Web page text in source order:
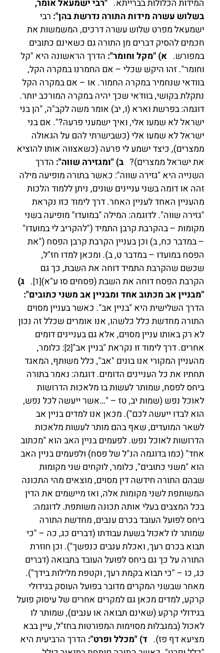
המידות הכלולות בברייתא."רבי ישמעאל אומר,
בשלוש עשרה מידות התורה נדרשת בהן": רבי
ישמעאל מפרט שלוש עשרה דרכים, המשמשות את
חכמים להסיק דברים מן התורה גם כשאינם כתובים
במפורש.א) "מקל וחומר": הדרך הראשונה היא "קל
וחומר". זהו היקש שכלי – אם החמרנו במקרה הקל,
בוודאי שנחמיר במקרה החמור. או – אם במקרה הקל
נתקלת בקושי, בוודאי שכך יהיה במקרה המורכב יותר.
דוגמה: בפרשת וארא (ו, יב) אומר משה לקב"ה, "הן בני
ישראל לא שמעו אלי, ואיך ישמעני פרעה?". אם בני
ישראל לא שמעו אלי (כשבישרתי להם על הגאולה
ממצרים), כיצד ישמע לי פרעה (כשאצווה אותו להוציא
את ישראל ממצרים)?ב) "ומגזירה שווה": הדרך
השנייה היא "גזירה שווה": כאשר בתורה מופיעה מילה
זהה או דומה בשני עניינים שונים, ניתן ללמוד הלכות
מהעניין האחד לעניין האחר. דרך לימוד כזו נקראת
"גזירה שווה". לדוגמה: המילה "במועדו" מופיעה בשני
מקומות – בהקרבת קרבן התמיד ("להקריב לי במועדו"
– במדבר כח, ב) וכן בעניין הקרבת קרבן הפסח ("את
הפסח במועדו – במדבר ט, ב). ומכאן למדו חז"ל,
שכשם שהקרבת התמיד דוחה את השבת, כך גם
הקרבת הפסח דוחה את השבת (פסחים סו ע"א)[1]
. ג)
"מבניין אב מכתוב אחד ומבניין אב משני כתובים":
הדרך השלישית היא "בניין אב". כאשר בעניין מסוים
התורה מחדשת כלל כלשהו, אנו אומרים שכלל זה נכון
לא רק באותו עניין מסוים, אלא גם בעניינים דומים
אחרים. דרך לימוד זו נקראת "בניין אב"[2] : כלומר,
מהעניין המקורי אנו בונים "אב", כלל משותף, המאגד
תחתיו את כל העניינים הדומים. דוגמה: נאמר בתורה
ביחס לפסח, שמותר לעשות בו מלאכות הדרושות
לאוכל נפש (שמות יב, טז – "…אשר ייעשה לכל נפש,
הוא לבדו ייעשה לכם"). מכאן אנו למדים בניין אב
לשאר המועדים, שאף בהם מותר לעשות מלאכות
הדרושות לאוכל נפש. לפעמים בניין האב הוא "מכתוב
אחד" (כמו בדוגמה הנ"ל של פסח) ולפעמים בניין האב
הוא "משני כתובים", כלומר, לוקחים שני מקומות
שבהם התורה חידשה דין מסוים, מוצאים מהי התכונה
המשותפת לשני מקומות אלה, ואז מיישמים את הדין
בכל המצבים בעלי אותה תכונה משותפת. לדוגמה:
ביחס לפועל העובד בכרם ענבים, מחדשת התורה
שמותר לו לאכול בשעת עבודתו (דברים כג, כה – "כי
תבוא בכרם רעך, ואכלת ענבים כנפשך"). וכן חוזרת
התורה על כך גם ביחס לפועל העובד בתבואה (דברים
כג, כו – "כי תבוא בקמת רעך, וקטפת מלילות בידך").
מאחר שבשני המקרים מדובר בפועל העוסק בגידולי
קרקע, למדים מכאן גם למקרים אחרים של עיסוק פועל
בגידולי קרקע (שאינם תבואה או ענבים), שמותר לו
לאכול (במגבלות מסוימות המפורטות בחז"ל, עיין בבא
מציעא דף פז).ד) "מכלל ופרט": הדרך הרביעית היא